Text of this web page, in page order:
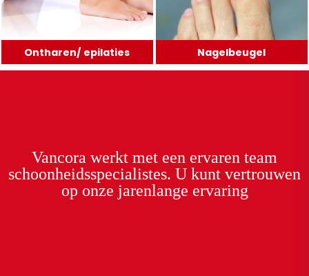
Ontharen/ epilaties Nagelbeugel
Vancora werkt met een ervaren team
schoonheidsspecialistes. U kunt vertrouwen
op onze jarenlange ervaring